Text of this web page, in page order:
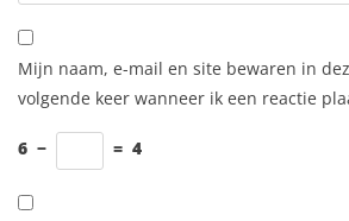
Mijn naam, e-mail en site bewaren in
volgende keer wanneer ik een reactie
6 − = 4